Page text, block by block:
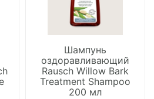
Шампунь
оздоравливающий
Rausch Willow Bark
Treatment Shampoo
200 мл